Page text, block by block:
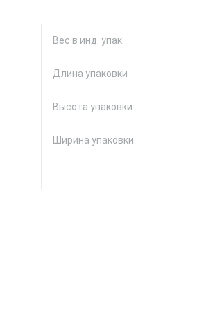
Вес в инд. упак.
Длина упаковки
Высота упаковки
Ширина упаковки